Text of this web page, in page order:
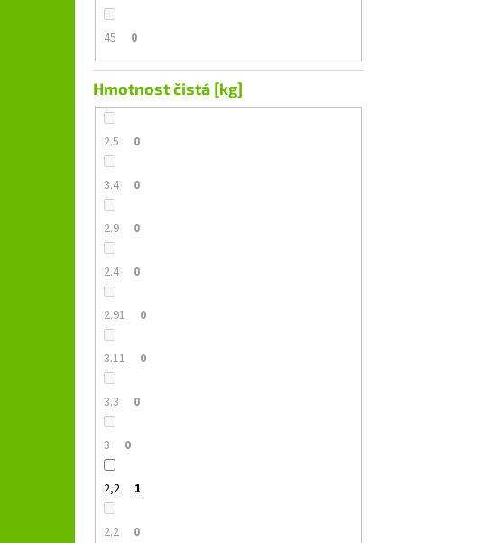
45 0
Hmotnost čistá [kg]
2.5 0
3.4 0
2.9 0
2.4 0
2.91 0
3.11 0
3.3 0
3 0
2,2 1
2.2 0